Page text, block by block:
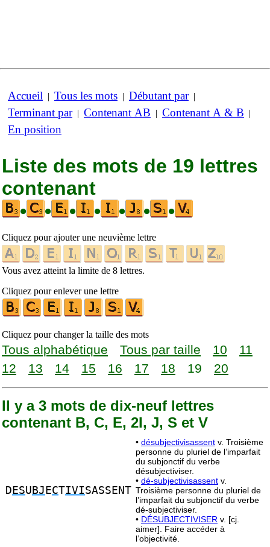
Accueil | Tous les mots | Débutant par|
Terminant par| Contenant AB | Contenant A & B |
En position
Liste des mots de 19 lettres
contenant
•
• • • • • •
Cliquez pour ajouter une neuvième lettre
Vous avez atteint la limite de 8 lettres.
Cliquez pour enlever une lettre
Cliquez pour changer la taille des mots
Tous alphabétique Tous par taille 10
11
12
13 14 15 16 17 18 19 20
Il y a 3 mots de dix-neuf lettres
contenant B, C, E, 2I, J, S et V
D ESU BJ ECTIVISASSENT
• désubjectivisassent v. Troisième
personne du pluriel de l’imparfait
du subjonctif du verbe
désubjectiviser.
• dé-subjectivisassent v.
Troisième personne du pluriel de
l’imparfait du subjonctif du verbe
dé-subjectiviser.
• DÉSUBJECTIVISER v. [cj.
aimer]. Faire accéder à
l’objectivité.